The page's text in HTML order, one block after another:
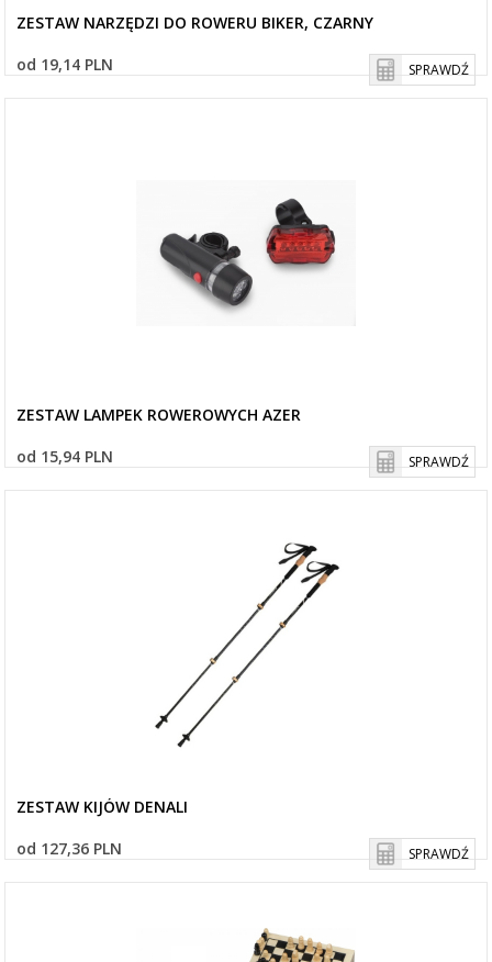
ZESTAW NARZĘDZI DO ROWERU BIKER, CZARNY
od 19,14 PLN
SPRAWDŹ
ZESTAW LAMPEK ROWEROWYCH AZER
od 15,94 PLN
SPRAWDŹ
ZESTAW KIJÓW DENALI
od 127,36 PLN
SPRAWDŹ